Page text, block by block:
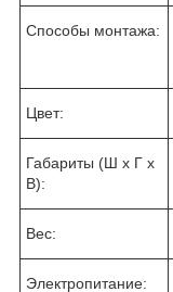
Способы монтажа:
Цвет:
Габариты (Ш x Г x
В):
Вес:
Электропитание: